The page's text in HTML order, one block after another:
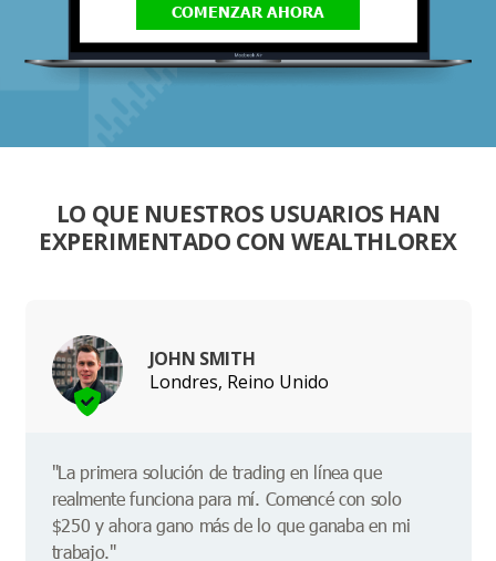
COMENZAR AHORA
LO QUE NUESTROS USUARIOS HAN
EXPERIMENTADO CON WEALTHLOREX
JOHN SMITH
Londres, Reino Unido
"La primera solución de trading en línea que
realmente funciona para mí. Comencé con solo
$250 y ahora gano más de lo que ganaba en mi
trabajo."